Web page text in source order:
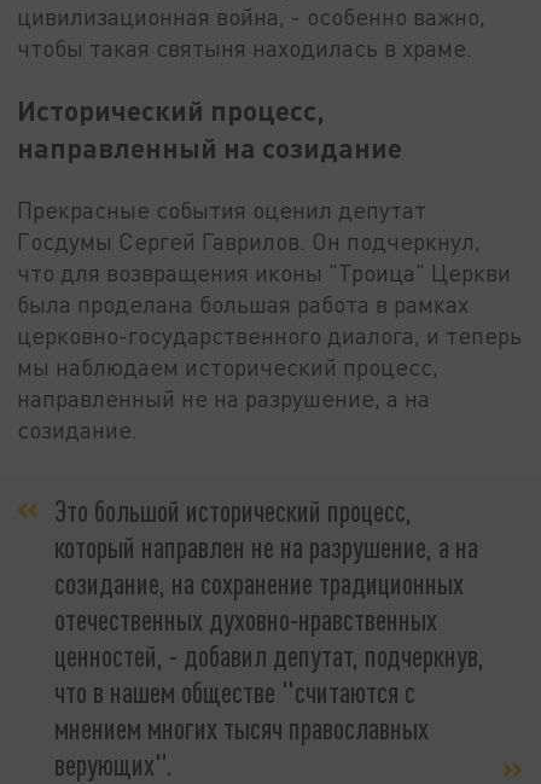
цивилизационная война, - особенно важно,
чтобы такая святыня находилась в храме.
Исторический процесс,
направленный на созидание
Прекрасные события оценил депутат
Госдумы Сергей Гаврилов. Он подчеркнул,
что для возвращения иконы "Троица" Церкви
была проделана большая работа в рамках
церковно-государственного диалога, и теперь
мы наблюдаем исторический процесс,
направленный не на разрушение, а на
созидание.
Это большой исторический процесс,
который направлен не на разрушение, а на
созидание, на сохранение традиционных
отечественных духовно-нравственных
ценностей, - добавил депутат, подчеркнув,
что в нашем обществе "считаются с
мнением многих тысяч православных
верующих".